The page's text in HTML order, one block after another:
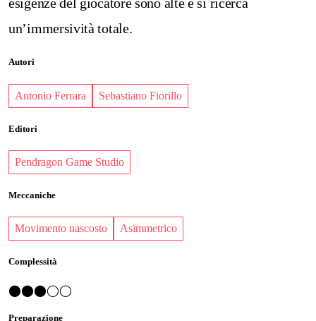
un’immersività totale.
Autori
Antonio Ferrara Sebastiano Fiorillo
Editori
Pendragon Game Studio
Meccaniche
Movimento nascosto Asimmetrico
Complessità
⬤⬤⬤◯◯
Preparazione